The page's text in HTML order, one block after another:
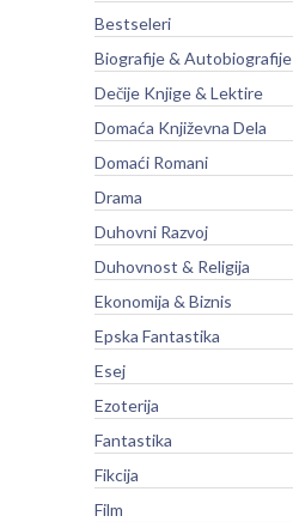
Bestseleri
Biografije & Autobiografije
Dečije Knjige & Lektire
Domaća Književna Dela
Domaći Romani
Drama
Duhovni Razvoj
Duhovnost & Religija
Ekonomija & Biznis
Epska Fantastika
Esej
Ezoterija
Fantastika
Fikcija
Film